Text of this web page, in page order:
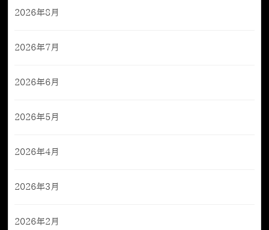
2026年8月
2026年7月
2026年6月
2026年5月
2026年4月
2026年3月
2026年2月